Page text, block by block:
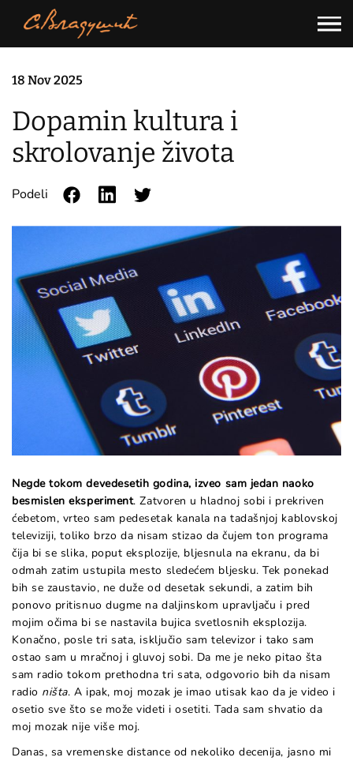
content
18 Nov 2025
Dopamin kultura i
skrolovanje života
Podeli
Negde tokom devedesetih godina, izveo sam jedan naoko
besmislen eksperiment. Zatvoren u hladnoj sobi i prekriven
ćebetom, vrteo sam pedesetak kanala na tadašnjoj kablovskoj
televiziji, toliko brzo da nisam stizao da čujem ton programa
čija bi se slika, poput eksplozije, bljesnula na ekranu, da bi
odmah zatim ustupila mesto sledećem bljesku. Tek ponekad
bih se zaustavio, ne duže od desetak sekundi, a zatim bih
ponovo pritisnuo dugme na daljinskom upravljaču i pred
mojim očima bi se nastavila bujica svetlosnih eksplozija.
Konačno, posle tri sata, isključio sam televizor i tako sam
ostao sam u mračnoj i gluvoj sobi. Da me je neko pitao šta
sam radio tokom prethodna tri sata, odgovorio bih da nisam
radio ništa. A ipak, moj mozak je imao utisak kao da je video i
osetio sve što se može videti i osetiti. Tada sam shvatio da
moj mozak nije više moj.
Danas, sa vremenske distance od nekoliko decenija, jasno mi